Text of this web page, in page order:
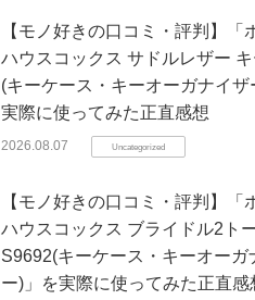
【モノ好きの口コミ・評判】「
ハウスコックス サドルレザー
(キーケース・キーオーガナイザ
実際に使ってみた正直感想
2026.08.07 Uncategorized
【モノ好きの口コミ・評判】「
ハウスコックス ブライドル2ト
S9692(キーケース・キーオーガ
ー)」を実際に使ってみた正直感